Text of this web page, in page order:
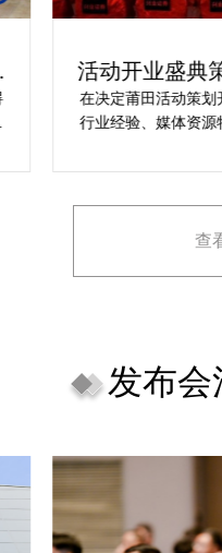
活动开业盛典策
在决定莆田活动策划开
行业经验、媒体资源特
理念理解不足，
查
发布会